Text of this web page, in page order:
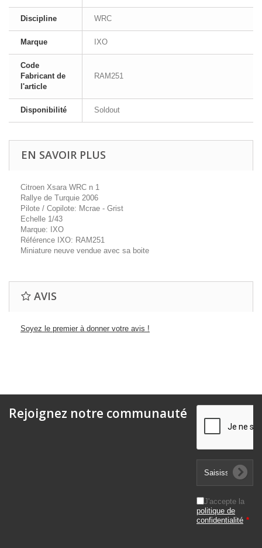
Discipline WRC
Marque IXO
Code
Fabricant de
l'article
RAM251
Disponibilité Soldout
EN SAVOIR PLUS
Citroen Xsara WRC n 1
Rallye de Turquie 2006
Pilote / Copilote: Mcrae - Grist
Echelle 1/43
Marque: IXO
Référence IXO: RAM251
Miniature neuve vendue avec sa boite
AVIS
Soyez le premier à donner votre avis !
Rejoignez notre communauté
J'accepte la
politique de
confidentialité *